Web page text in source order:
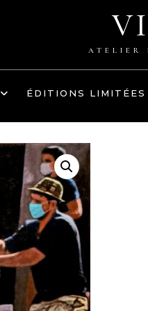
ATELIER
ÉDITIONS LIMITÉES